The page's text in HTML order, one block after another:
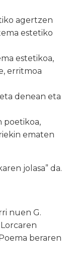
agertzen
estetiko
estetikoa,
erritmoa
denean eta
poetikoa,
ematen
jolasa” da.
nuen G.
Lorcaren
beraren